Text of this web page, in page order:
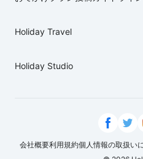
Holiday Travel
Holiday Studio
会社概要利用規約個人情報の取扱い